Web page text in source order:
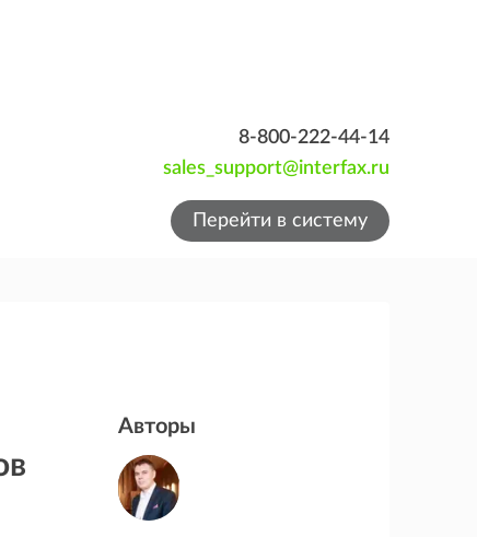
8-800-222-44-14
sales_support@interfax.ru
Перейти в систему
Авторы